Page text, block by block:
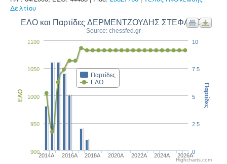
Δελτίου
ΕΛΟ και Παρτίδες ΔΕΡΜΕΝΤΖΟΥΔΗΣ ΣΤΕΦΑΝΟΣ
Source: chessfed.gr
Παρτίδες
ΕΛΟ
2014A 2016A 2018A 2020A 2022A 2024A 2026A
900
950
1000
1050
1100
ΕΛΟ
0
10
2.5
5
7.5
Παρτίδες
Highcharts.com